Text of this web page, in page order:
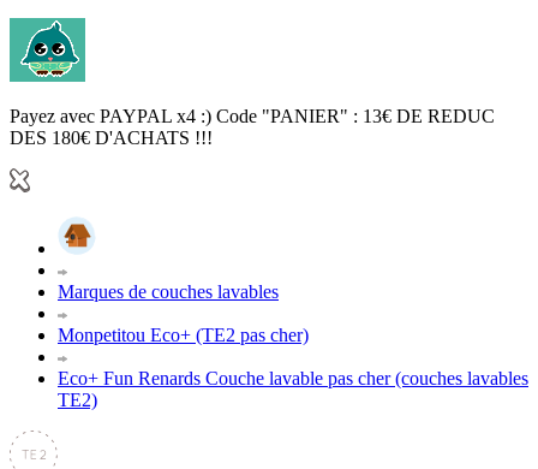
Payez avec PAYPAL x4 :) Code "PANIER" : 13€ DE REDUC
DES 180€ D'ACHATS !!!
Marques de couches lavables
Monpetitou Eco+ (TE2 pas cher)
Eco+ Fun Renards Couche lavable pas cher (couches lavables
TE2)